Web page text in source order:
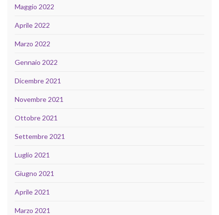
Maggio 2022
Aprile 2022
Marzo 2022
Gennaio 2022
Dicembre 2021
Novembre 2021
Ottobre 2021
Settembre 2021
Luglio 2021
Giugno 2021
Aprile 2021
Marzo 2021